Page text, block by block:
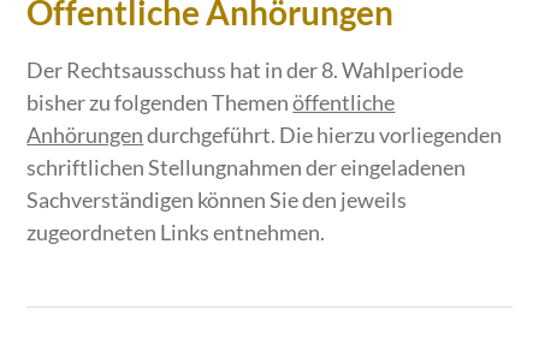
Öffentliche Anhörungen
Der Rechtsausschuss hat in der 8. Wahlperiode
bisher zu folgenden Themenöffentliche
Anhörungendurchgeführt. Die hierzu vorliegenden
schriftlichen Stellungnahmen der eingeladenen
Sachverständigen können Sie den jeweils
zugeordneten Links entnehmen.